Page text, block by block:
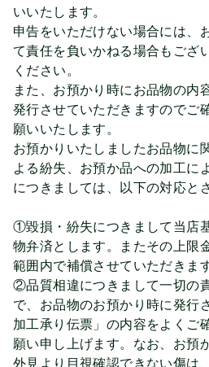
いいたします。
申告をいただけない場合には、
て責任を負いかねる場合もござ
ください。
また、お預かり時にお品物の内
発行させていただきますのでご
願いいたします。
お預かりいたしましたお品物に
よる紛失、お預か品への加工に
につきましては、以下の対応と
①毀損・紛失につきまして当店
物弁済とします。またその上限
範囲内で補償させていただきます
②品質相違につきまして一切の
で、お品物のお預かり時に発行
加工承り伝票」の内容をよくご
願い申し上げます。なお、お預
外見より目視確認できない傷は